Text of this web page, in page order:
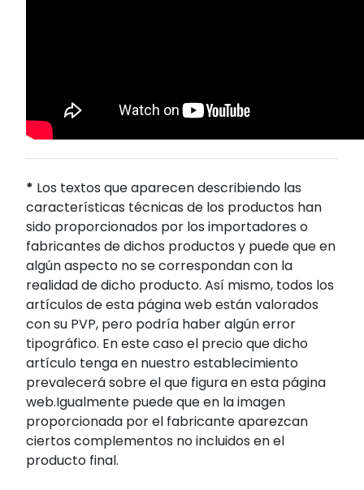
* Los textos que aparecen describiendo las
características técnicas de los productos han
sido proporcionados por los importadores o
fabricantes de dichos productos y puede que en
algún aspecto no se correspondan con la
realidad de dicho producto. Así mismo, todos los
artículos de esta página web están valorados
con su PVP, pero podría haber algún error
tipográfico. En este caso el precio que dicho
artículo tenga en nuestro establecimiento
prevalecerá sobre el que figura en esta página
web.Igualmente puede que en la imagen
proporcionada por el fabricante aparezcan
ciertos complementos no incluidos en el
producto final.